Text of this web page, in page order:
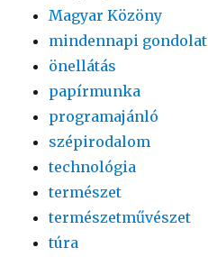
Magyar Közöny
mindennapi gondolat
önellátás
papírmunka
programajánló
szépirodalom
technológia
természet
természetművészet
túra